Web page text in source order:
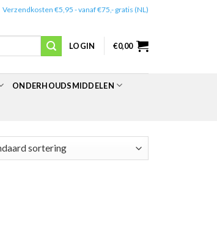
Verzendkosten €5,95 - vanaf €75,- gratis (NL)
LOGIN €0,00
ONDERHOUDSMIDDELEN